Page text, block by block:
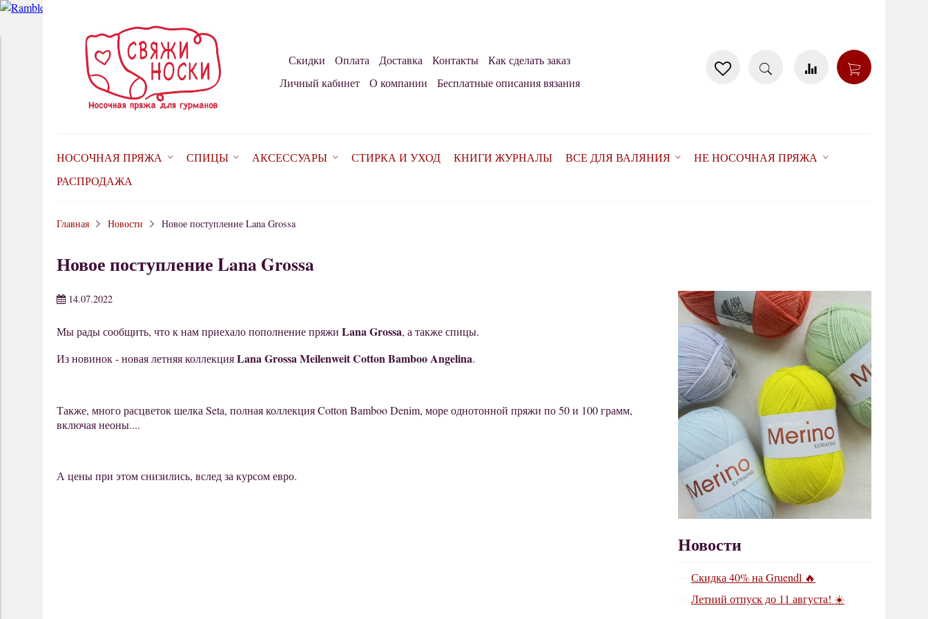
Скидки Оплата Доставка Контакты
Как сделать заказ
Личный кабинет
О компании Бесплатные описания вязания
НОСОЧНАЯ ПРЯЖА СПИЦЫ АКСЕССУАРЫ СТИРКА И УХОД КНИГИ ЖУРНАЛЫ ВСЕ ДЛЯ ВАЛЯНИЯ
НЕ НОСОЧНАЯ ПРЯЖА
РАСПРОДАЖА
Главная Новости Новое поступление Lana Grossa
Новое поступление Lana Grossa
14.07.2022
Мы рады сообщить, что к нам приехало пополнение пряжи Lana Grossa, а также спицы.
Из новинок - новая летняя коллекцияLana Grossa Meilenweit Cotton Bamboo Angelina.
Также, много расцветок шелка Seta, полная коллекция Cotton Bamboo Denim, море однотонной пряжи по 50 и 100 грамм,
включая неоны....
А цены при этом снизились, вслед за курсом евро.
Новости
Скидка 40% на Gruendl 🔥
Летний отпуск до 11 августа! ☀️